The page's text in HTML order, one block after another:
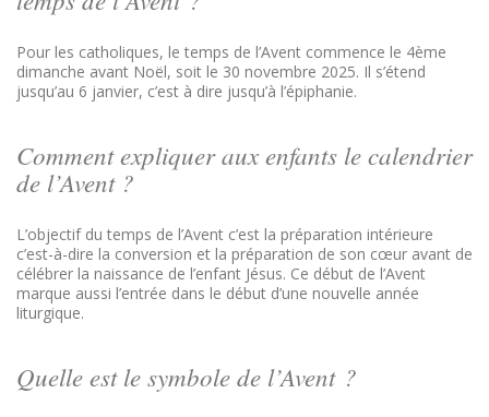
Pour les catholiques, le temps de l’Avent commence le 4ème
dimanche avant Noël, soit le 30 novembre 2025. Il s’étend
jusqu’au 6 janvier, c’est à dire jusqu’à l’épiphanie.
Comment expliquer aux enfants le calendrier
de l’Avent ?
L’objectif du temps de l’Avent c’est la préparation intérieure
c’est-à-dire la conversion et la préparation de son cœur avant de
célébrer la naissance de l’enfant Jésus. Ce début de l’Avent
marque aussi l’entrée dans le début d’une nouvelle année
liturgique.
Quelle est le symbole de l’Avent ?